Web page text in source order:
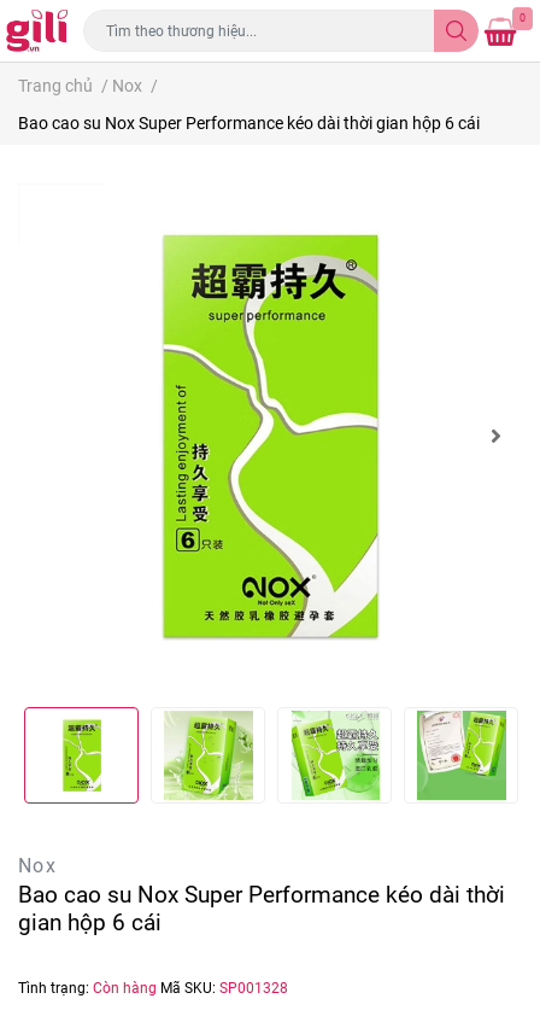
0
Trang chủ / Nox /
Bao cao su Nox Super Performance kéo dài thời gian hộp 6 cái
Nox
Bao cao su Nox Super Performance kéo dài thời
gian hộp 6 cái
Tình trạng: Còn hàng Mã SKU: SP001328